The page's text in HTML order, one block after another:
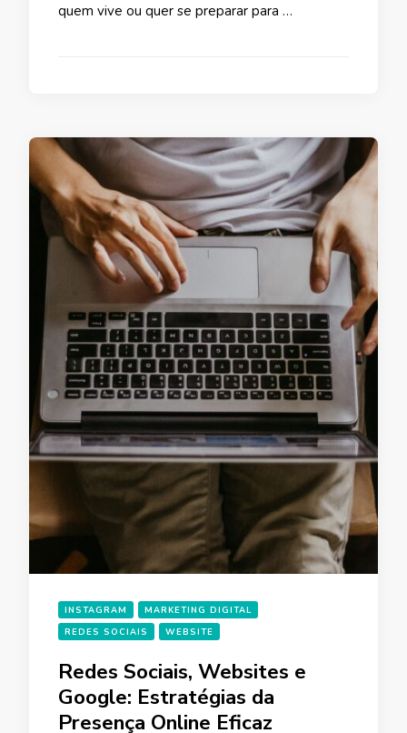
quem vive ou quer se preparar para …
INSTAGRAM
MARKETING DIGITAL
REDES SOCIAIS
WEBSITE
Redes Sociais, Websites e
Google: Estratégias da
Presença Online Eficaz